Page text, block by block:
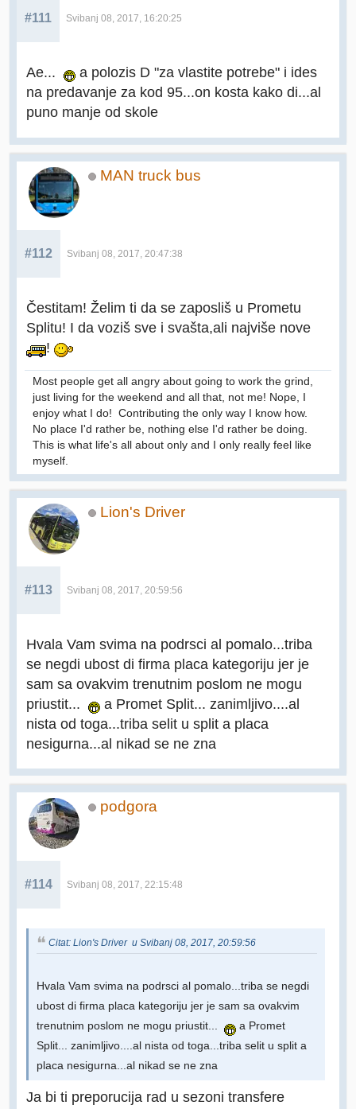
#111 Svibanj 08, 2017, 16:20:25
Ae...
a polozis D "za vlastite potrebe" i ides
na predavanje za kod 95...on kosta kako di...al
puno manje od skole
MAN truck bus
#112 Svibanj 08, 2017, 20:47:38
Čestitam! Želim ti da se zaposliš u Prometu
Splitu! I da voziš sve i svašta,ali najviše nove
!
Most people get all angry about going to work the grind,
just living for the weekend and all that, not me! Nope, I
enjoy what I do! Contributing the only way I know how.
No place I'd rather be, nothing else I'd rather be doing.
This is what life's all about only and I only really feel like
myself.
Lion's Driver
#113 Svibanj 08, 2017, 20:59:56
Hvala Vam svima na podrsci al pomalo...triba
se negdi ubost di firma placa kategoriju jer je
sam sa ovakvim trenutnim poslom ne mogu
priustit...
a Promet Split... zanimljivo....al
nista od toga...triba selit u split a placa
nesigurna...al nikad se ne zna
podgora
#114 Svibanj 08, 2017, 22:15:48
Citat: Lion's Driver u Svibanj 08, 2017, 20:59:56
Hvala Vam svima na podrsci al pomalo...triba se negdi
ubost di firma placa kategoriju jer je sam sa ovakvim
trenutnim poslom ne mogu priustit...
a Promet
Split... zanimljivo....al nista od toga...triba selit u split a
placa nesigurna...al nikad se ne zna
Ja bi ti preporucija rad u sezoni transfere